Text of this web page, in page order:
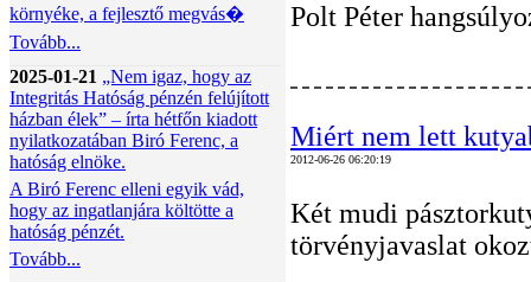
környéke, a fejlesztő megvás�
Tovább...
2025-01-21 „Nem igaz, hogy az
Integritás Hatóság pénzén felújított
házban élek” – írta hétfőn kiadott
nyilatkozatában Biró Ferenc, a
hatóság elnöke.
A Biró Ferenc elleni egyik vád,
hogy az ingatlanjára költötte a
hatóság pénzét.
Tovább...
Polt Péter
Miért nem lett
2012-06-26 06:20:19
Két mudi
törvényjavaslat